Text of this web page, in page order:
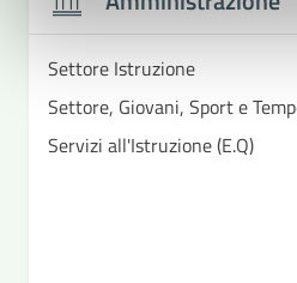
Settore Istruzione
Settore, Giovani, Sport e
Servizi all'Istruzione (E.Q)